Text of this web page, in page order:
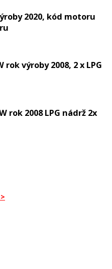
2020, kód motoru
rok výroby 2008, 2 x LPG
rok 2008 LPG nádrž 2x